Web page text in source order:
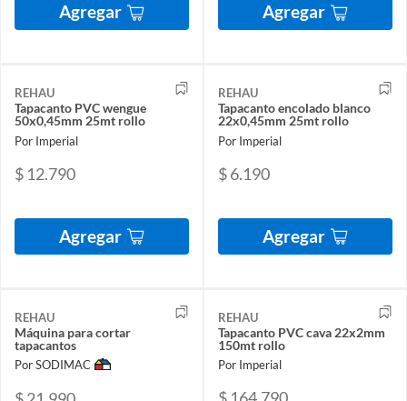
Agregar Agregar
REHAU
Tapacanto PVC wengue
50x0,45mm 25mt rollo
Por Imperial
$ 12.790
Agregar
REHAU
Tapacanto encolado blanco
22x0,45mm 25mt rollo
Por Imperial
$ 6.190
Agregar
REHAU
Máquina para cortar
tapacantos
Por SODIMAC
REHAU
Tapacanto PVC cava 22x2mm
150mt rollo
Por Imperial